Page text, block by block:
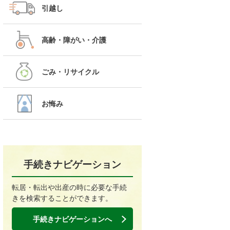
引越し
高齢・障がい・介護
ごみ・リサイクル
お悔み
手続きナビゲーション
転居・転出や出産の時に必要な手続
きを検索することができます。
手続きナビゲーションへ